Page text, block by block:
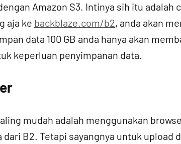
Amazon S3. Intinya sih itu adalah
aja ke backblaze.com/b2, anda akan
data 100 GB anda hanya akan
keperluan penyimpanan data.
mudah adalah menggunakan
B2. Tetapi sayangnya untuk upload